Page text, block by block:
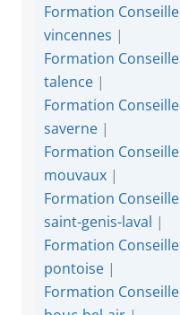
Formation
vincennes |
Formation
talence |
Formation
saverne |
Formation
mouvaux |
Formation
saint-genis-laval |
Formation
pontoise |
Formation